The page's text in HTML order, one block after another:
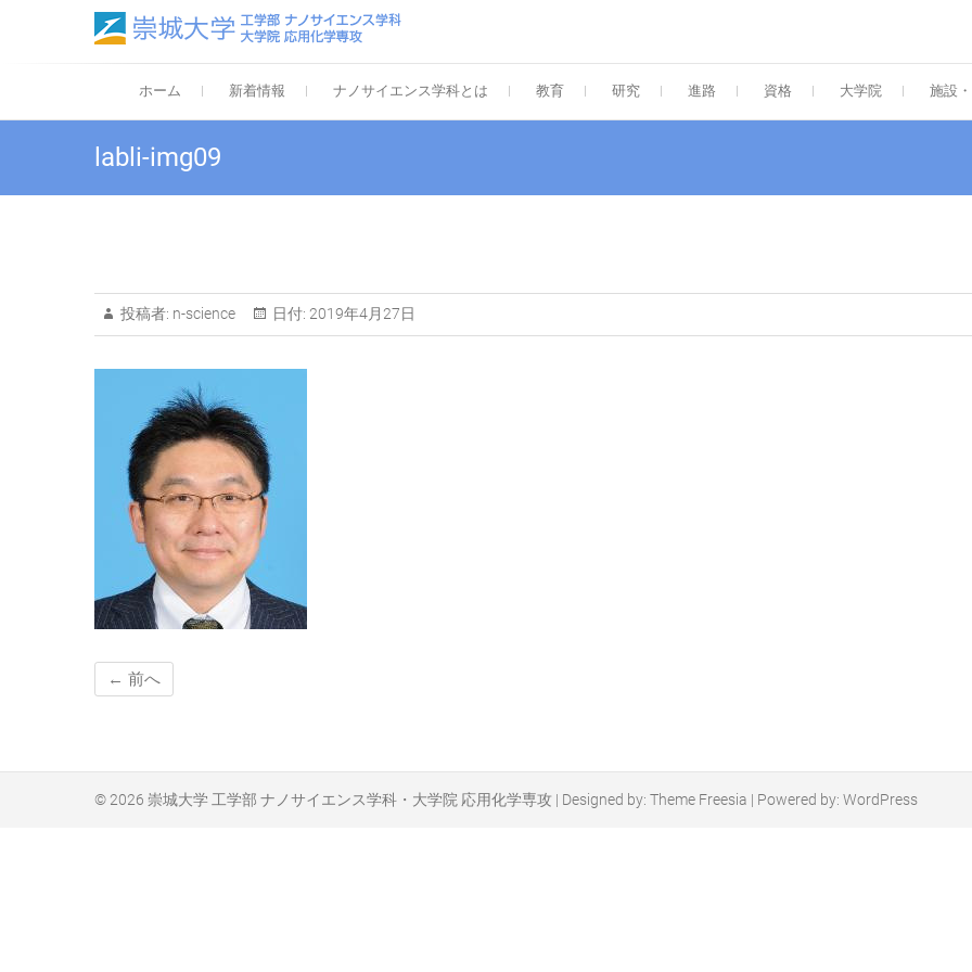
崇城大学 工学部 ナノサイエンス学科・大学
ホーム
新着情報 ナノサイエンス学科とは 教育 研究 進路 資格 大学院 施設
labli-img09
投稿者: n-science 日付: 2019年4月27日
← 前へ
© 2026 崇城大学 工学部 ナノサイエンス学科・大学院 応用化学専攻 | Designed by: Theme Freesia | Powered by: WordPress